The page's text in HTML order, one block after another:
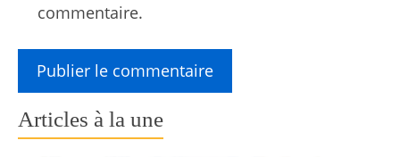
commentaire.
Articles à la une